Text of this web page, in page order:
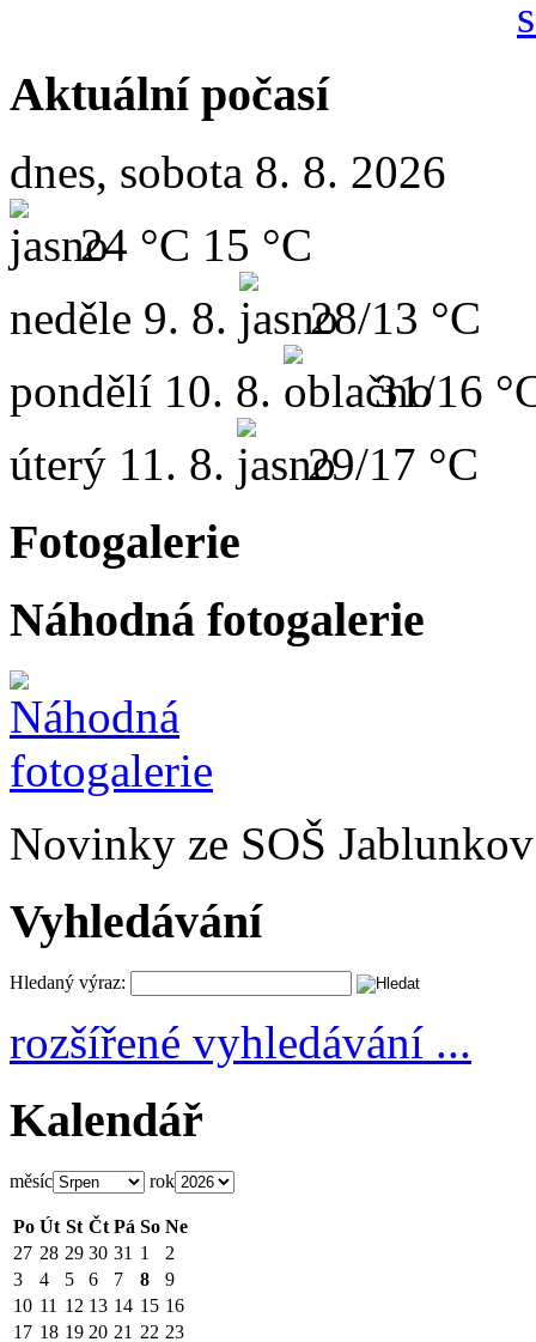
Aktuální počasí
dnes, sobota 8. 8. 2026
24 °C 15 °C
neděle 9. 8.
28/13 °C
pondělí 10. 8.
31/16
úterý 11. 8. 29/17 °C
Fotogalerie
Náhodná fotogalerie
Novinky ze SOŠ
Vyhledávání
Hledaný výraz:
rozšířené vyhledávání ...
Kalendář
měsíc rok
Po Út St Čt Pá So Ne
27 28 29 30 31 1
2
3
4 5 6 7 8
9
10 11 12 13 14 15 16
17 18 19 20 21 22 23